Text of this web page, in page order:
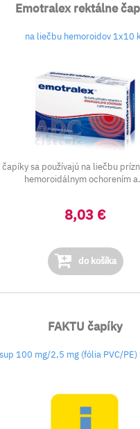
Emotralex rektálne
na liečbu hemoroidov 1x10
sa používajú na liečbu
hemoroidálnym ochorením
8,03 €
do košíka
FAKTU čapíky
sup 100 mg/2,5 mg (fólia PVC/